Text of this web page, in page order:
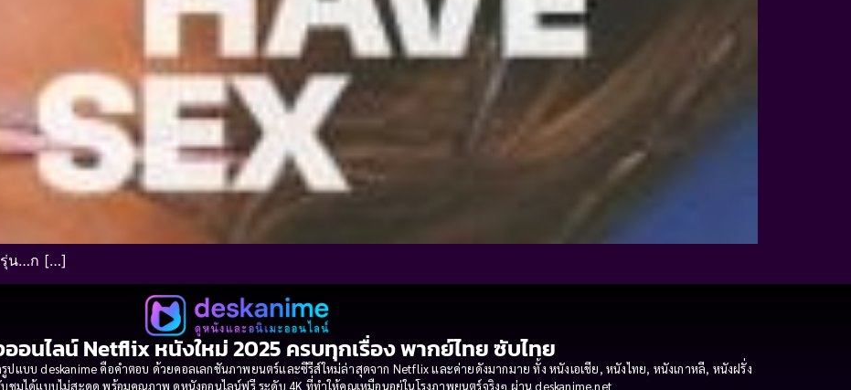
รุ่น…ก […]
อนไลน์ Netflix หนังใหม่ 2025 ครบทุกเรื่อง พากย์ไทย ซับไทย
แบบ deskanime คือคำตอบ ด้วยคอลเลกชันภาพยนตร์และซีรีส์ใหม่ล่าสุดจาก Netflix และค่ายดังมากมาย ทั้ง หนังเอเชีย, หนังไทย, หนังเกาหลี, หนังฝรั่ง
ชมได้แบบไม่สะดุด พร้อมคุณภาพ ดูหนังออนไลน์ฟรี ระดับ 4K ที่ทำให้คุณเหมือนอยู่ในโรงภาพยนตร์จริงๆ ผ่าน deskanime.net